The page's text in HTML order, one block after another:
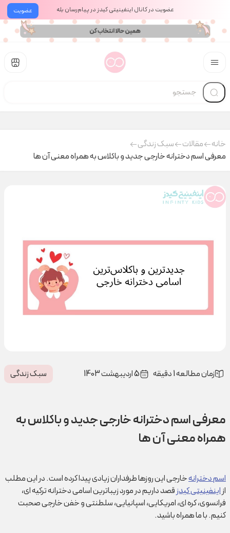
عضویت عضویت در کانال اینفینیتی کیدز در پیام‌رسان بله
خانه مقالات
سبک زندگی
معرفی اسم دخترانه خارجی جدید و باکلاس به همراه معنی آن ها
زمان مطالعه 1 دقیقه 5 اردیبهشت 1403 سبک زندگی
معرفی اسم دخترانه خارجی جدید و باکلاس به
همراه معنی آن ها
اسم دخترانهخارجی این روزها طرفداران زیادی پیدا کرده است. در این مطلب
ازاینفینیتی کیدزقصد داریم در مورد زیباترین اسامی دخترانه ترکیه ای،
فرانسوی، کره ای، امریکایی، اسپانیایی، سلطنتی و خفن خارجی صحبت
کنیم. با ما همراه باشید.